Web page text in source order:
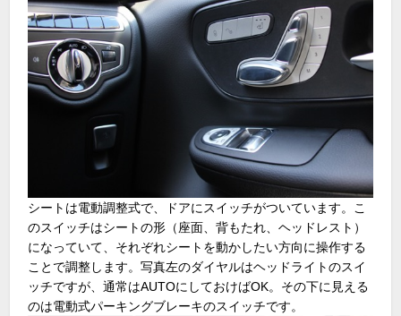
シートは電動調整式で、ドアにスイッチがついています。こ
のスイッチはシートの形（座面、背もたれ、ヘッドレスト）
になっていて、それぞれシートを動かしたい方向に操作する
ことで調整します。写真左のダイヤルはヘッドライトのスイ
ッチですが、通常はAUTOにしておけばOK。その下に見える
のは電動式パーキングブレーキのスイッチです。